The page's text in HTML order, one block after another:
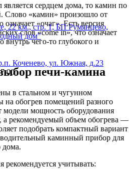
22 км., стр. 1, БП Румянцево,
дом"
Коченево, ул. Южная, д.23
сердцем дома, то камин по
Слово «камин» произошло от
означает «очаг». Есть версия
слов «come in», что означает
чего-то глубокого и
печи-камина
в стальном и чугунном
на обогрев помещений разного
модели мощность оборудования
а рекомендуемый объем обогрева —
подобрать компактный вариант
каминный прибор для
дома.
учитывать: